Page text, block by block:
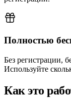
Полностью
Без регистрации,
Используйте
Как это